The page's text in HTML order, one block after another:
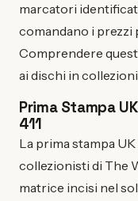
marcatori
comandano i prezzi
Comprendere
ai dischi in
Prima Stampa
411
La prima stampa
collezionisti di The
matrice incisi nel